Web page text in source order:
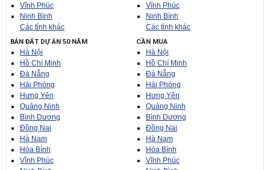
Vĩnh Phúc
Ninh Bình
Các tỉnh khác
Vĩnh Phúc
Ninh Bình
Các tỉnh khác
BÁN ĐẤT DỰ ÁN 50 NĂM
Hà Nội
Hồ Chí Minh
Đà Nẵng
Hải Phòng
Hưng Yên
Quảng Ninh
Bình Dương
Đồng Nai
Hà Nam
Hòa Bình
Vĩnh Phúc
CẦN MUA
Hà Nội
Hồ Chí Minh
Đà Nẵng
Hải Phòng
Hưng Yên
Quảng Ninh
Bình Dương
Đồng Nai
Hà Nam
Hòa Bình
Vĩnh Phúc